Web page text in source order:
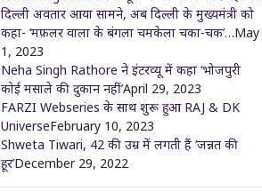
दिल्ली अवतार आया सामने, अब दिल्ली के मुख्यमंत्री को
कहा- ‘मफ़लर वाला के बंगला चमकेला चका-चक’…May
1, 2023
Neha Singh Rathore ने इंटरव्यू में कहा ‘भोजपुरी
कोई मसाले की दुकान नहीं’April 29, 2023
FARZI Webseries के साथ शुरू हुआ RAJ & DK
UniverseFebruary 10, 2023
Shweta Tiwari, 42 की उम्र में लगती हैं ‘जन्नत की
हूर’December 29, 2022